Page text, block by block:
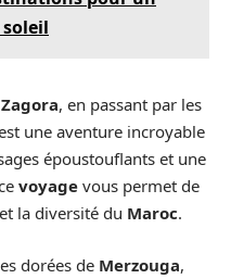
Zagora, en passant par les
une aventure incroyable
époustouflants et une
voyage vous permet de
la diversité du Maroc.
dorées de Merzouga,